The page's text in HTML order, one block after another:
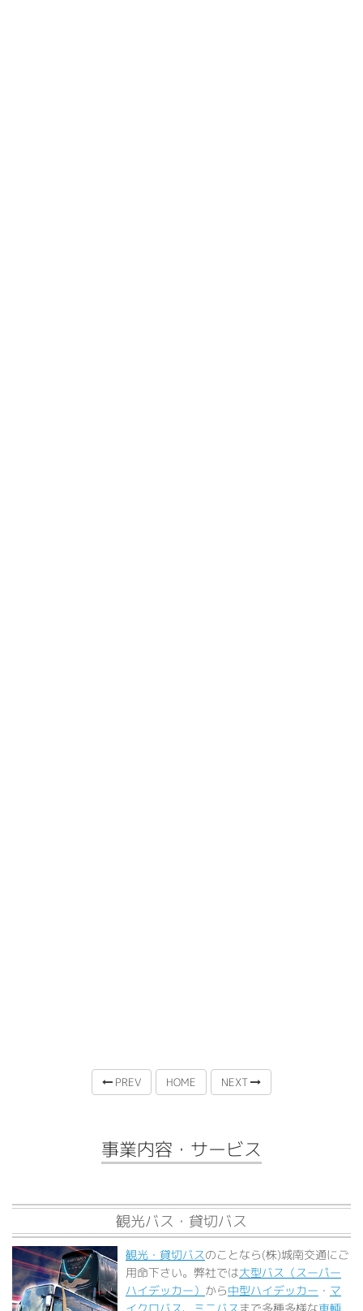
PREV HOME NEXT
事業内容・サービス
観光バス・貸切バス
観光・貸切バスのことなら(株)城南交通にご
用命下さい。弊社では大型バス（スーパー
ハイデッカー） から中型ハイデッカー ・ マ